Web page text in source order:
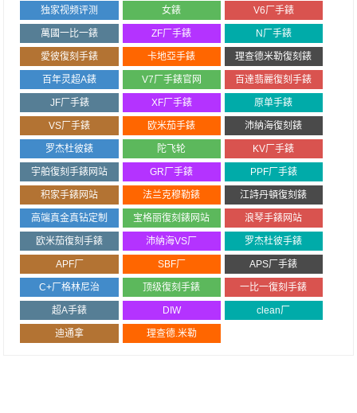
独家视频评测 女錶 V6厂手錶
萬國一比一錶 ZF厂手錶 N厂手錶
愛彼復刻手錶 卡地亞手錶 理查德米勒復刻錶
百年灵超A錶 V7厂手錶官网 百達翡麗復刻手錶
JF厂手錶 XF厂手錶 原单手錶
VS厂手錶 欧米茄手錶 沛納海復刻錶
罗杰杜彼錶 陀飞轮 KV厂手錶
宇舶復刻手錶网站 GR厂手錶 PPF厂手錶
积家手錶网站 法兰克穆勒錶 江詩丹頓復刻錶
高端真金真钻定制 宝格丽復刻錶网站 浪琴手錶网站
欧米茄復刻手錶 沛納海VS厂 罗杰杜彼手錶
APF厂 SBF厂 APS厂手錶
C+厂格林尼治 顶级復刻手錶 一比一復刻手錶
超A手錶 DIW clean厂
迪通拿 理查德.米勒